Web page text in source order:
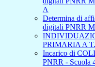
A
Determina di
digitali PNRR
PRIMARIA A
Incarico di
PNRR - Scuola